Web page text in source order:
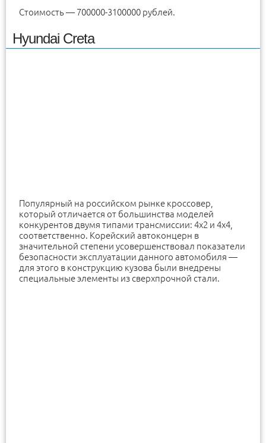
Стоимость — 700000-3100000 рублей.
Hyundai Creta
Популярный на российском рынке кроссовер,
который отличается от большинства моделей
конкурентов двумя типами трансмиссии: 4х2 и 4х4,
соответственно. Корейский автоконцерн в
значительной степени усовершенствовал показатели
безопасности эксплуатации данного автомобиля —
для этого в конструкцию кузова были внедрены
специальные элементы из сверхпрочной стали.